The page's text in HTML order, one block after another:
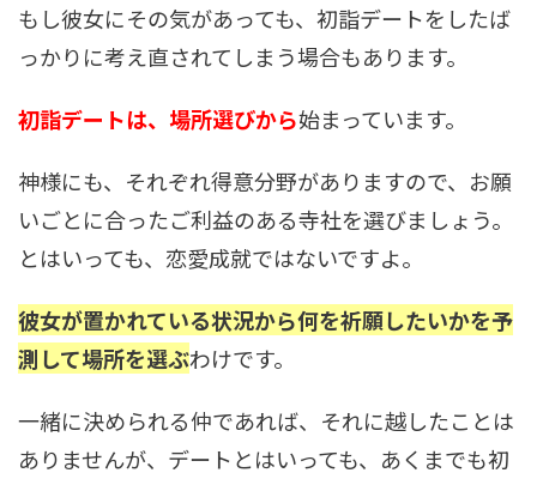
もし彼女にその気があっても、初詣デートをしたば
っかりに考え直されてしまう場合もあります。
初詣デートは、場所選びから始まっています。
神様にも、それぞれ得意分野がありますので、お願
いごとに合ったご利益のある寺社を選びましょう。
とはいっても、恋愛成就ではないですよ。
彼女が置かれている状況から何を祈願したいかを予
測して場所を選ぶわけです。
一緒に決められる仲であれば、それに越したことは
ありませんが、デートとはいっても、あくまでも初